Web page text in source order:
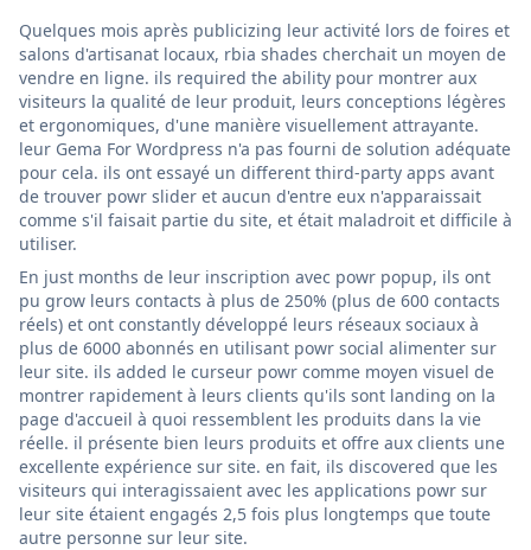
Quelques mois après publicizing leur activité lors de foires et
salons d'artisanat locaux, rbia shades cherchait un moyen de
vendre en ligne. ils required the ability pour montrer aux
visiteurs la qualité de leur produit, leurs conceptions légères
et ergonomiques, d'une manière visuellement attrayante.
leur Gema For Wordpress n'a pas fourni de solution adéquate
pour cela. ils ont essayé un different third-party apps avant
de trouver powr slider et aucun d'entre eux n'apparaissait
comme s'il faisait partie du site, et était maladroit et difficile à
utiliser.
En just months de leur inscription avec powr popup, ils ont
pu grow leurs contacts à plus de 250% (plus de 600 contacts
réels) et ont constantly développé leurs réseaux sociaux à
plus de 6000 abonnés en utilisant powr social alimenter sur
leur site. ils added le curseur powr comme moyen visuel de
montrer rapidement à leurs clients qu'ils sont landing on la
page d'accueil à quoi ressemblent les produits dans la vie
réelle. il présente bien leurs produits et offre aux clients une
excellente expérience sur site. en fait, ils discovered que les
visiteurs qui interagissaient avec les applications powr sur
leur site étaient engagés 2,5 fois plus longtemps que toute
autre personne sur leur site.